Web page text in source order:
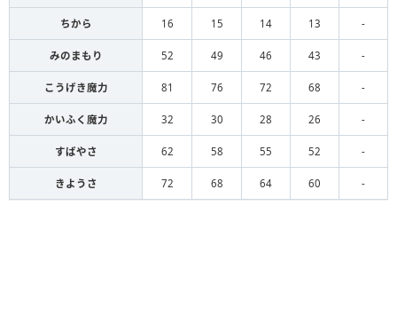
ちから 16 15 14 13 -
みのまもり 52 49 46 43 -
こうげき魔力 81 76 72 68 -
かいふく魔力 32 30 28 26 -
すばやさ 62 58 55 52 -
きようさ 72 68 64 60 -